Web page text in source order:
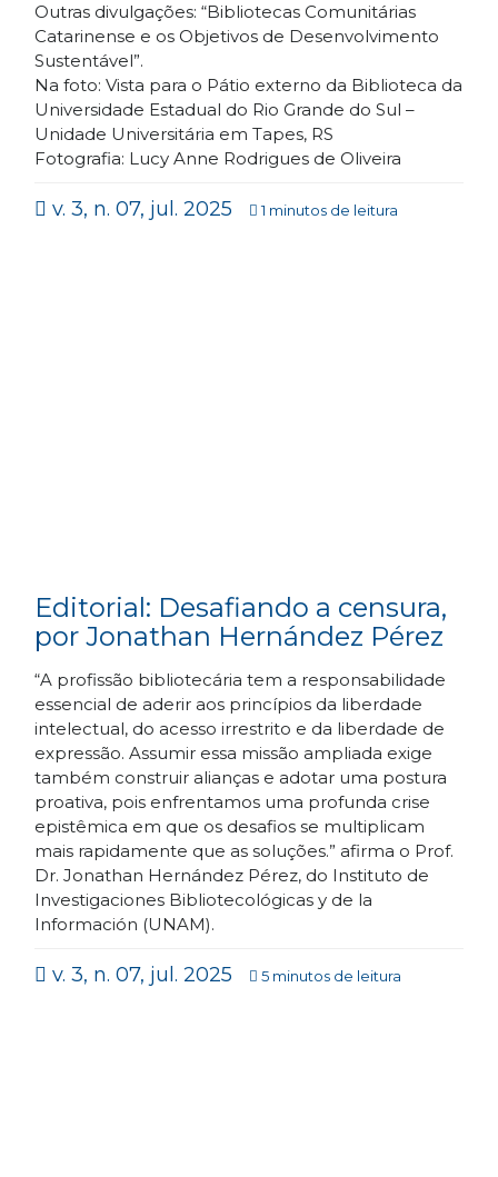
Outras divulgações: “Bibliotecas Comunitárias
Catarinense e os Objetivos de Desenvolvimento
Sustentável”.
Na foto: Vista para o Pátio externo da Biblioteca da
Universidade Estadual do Rio Grande do Sul –
Unidade Universitária em Tapes, RS
Fotografia: Lucy Anne Rodrigues de Oliveira
v. 3, n. 07, jul. 2025 1 minutos de leitura
Editorial: Desafiando a censura,
por Jonathan Hernández Pérez
“A profissão bibliotecária tem a responsabilidade
essencial de aderir aos princípios da liberdade
intelectual, do acesso irrestrito e da liberdade de
expressão. Assumir essa missão ampliada exige
também construir alianças e adotar uma postura
proativa, pois enfrentamos uma profunda crise
epistêmica em que os desafios se multiplicam
mais rapidamente que as soluções.” afirma o Prof.
Dr. Jonathan Hernández Pérez, do Instituto de
Investigaciones Bibliotecológicas y de la
Información (UNAM).
v. 3, n. 07, jul. 2025 5 minutos de leitura